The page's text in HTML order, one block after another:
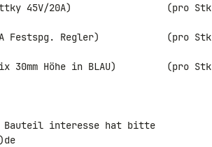
45V/20A)                 (pro Stk
Festspg. Regler)            (pro Stk
30mm Höhe in BLAU)         (pro Stk
Bauteil interesse hat bitte